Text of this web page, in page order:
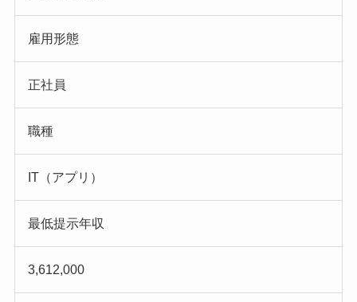
雇用形態
正社員
職種
IT（アプリ）
最低提示年収
3,612,000